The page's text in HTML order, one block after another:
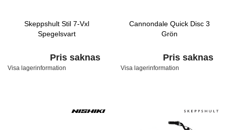
Skeppshult Stil 7-Vxl
Spegelsvart
Pris saknas
Visa lagerinformation
Cannondale Quick Disc 3
Grön
Pris saknas
Visa lagerinformation